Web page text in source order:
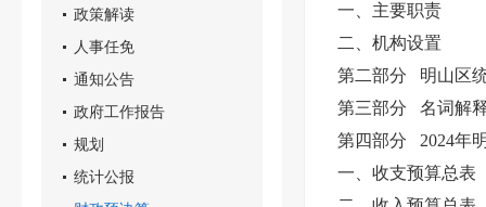
政策解读
人事任免
通知公告
政府工作报告
规划
统计公报
一、主要职责
二、机构设置
第二部分 明山区
第三部分 名词解
第四部分 2024年
一、收支预算总表